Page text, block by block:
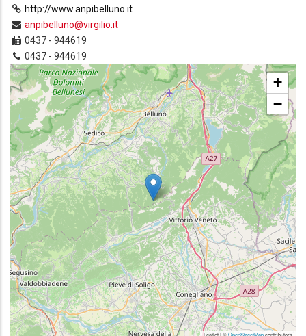
http://www.anpibelluno.it
anpibelluno@virgilio.it
0437 - 944619
0437 - 944619
+
−
Leaflet | ©OpenStreetMapcontributors